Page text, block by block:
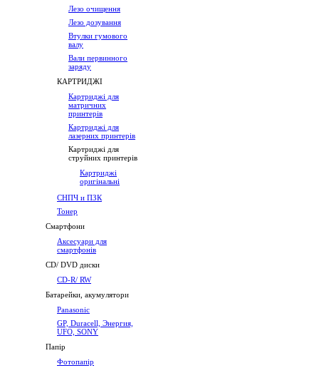
Лезо очищення
Лезо дозування
Втулки гумового
валу
Вали первинного
заряду
КАРТРИДЖІ
Картриджі для
матричних
принтерів
Картриджі для
лазерних принтерів
Картриджі для
струйних принтерів
Картриджі
оригінальні
СНПЧ и ПЗК
Тонер
Смартфони
Аксесуари для
смартфонів
CD/ DVD диски
CD-R/ RW
Батарейки, акумулятори
Panasonic
GP, Duracell, Энергия,
UFO, SONY
Папір
Фотопапір